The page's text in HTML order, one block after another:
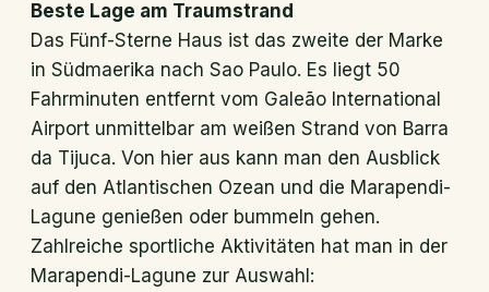
Beste Lage am Traumstrand
Das Fünf-Sterne Haus ist das zweite der Marke
in Südmaerika nach Sao Paulo. Es liegt 50
Fahrminuten entfernt vom Galeão International
Airport unmittelbar am weißen Strand von Barra
da Tijuca. Von hier aus kann man den Ausblick
auf den Atlantischen Ozean und die Marapendi-
Lagune genießen oder bummeln gehen.
Zahlreiche sportliche Aktivitäten hat man in der
Marapendi-Lagune zur Auswahl: